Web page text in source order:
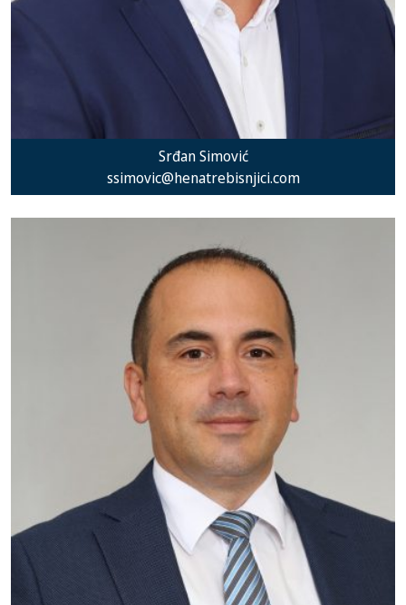
Srđan Simović
ssimovic@henatrebisnjici.com